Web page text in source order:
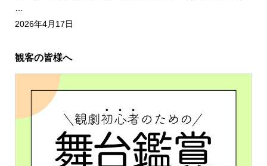
2026年4月17日
観客の皆様へ